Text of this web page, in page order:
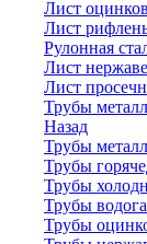
Лист
Лист
Рулонная
Лист
Лист
Трубы
Назад
Трубы
Трубы
Трубы
Трубы
Трубы